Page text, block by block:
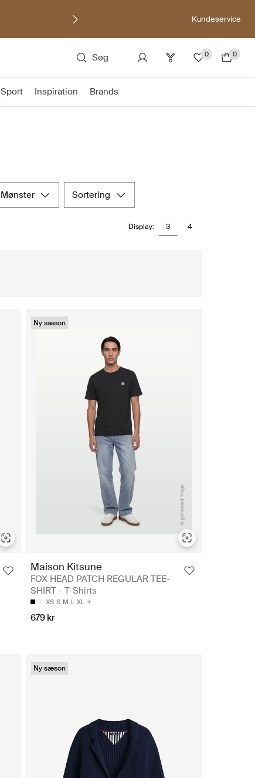
Kundeservice
Søg 0 0
Sport Inspiration Brands
mønster sortering
Display: 3 4
Ny sæson
Maison Kitsune
FOX HEAD PATCH REGULAR TEE-
SHIRT - T-Shirts
XS S M L XL
679 kr
Ny sæson